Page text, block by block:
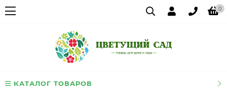
0
КАТАЛОГ ТОВАРОВ